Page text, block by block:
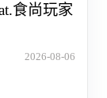
食尚玩家
2026-08-06